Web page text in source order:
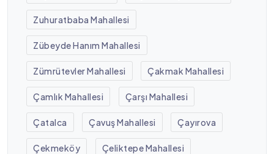
Zuhuratbaba Mahallesi
Zübeyde Hanım Mahallesi
Zümrütevler Mahallesi Çakmak Mahallesi
Çamlık Mahallesi Çarşı Mahallesi
Çatalca Çavuş Mahallesi Çayırova
Çekmeköy Çeliktepe Mahallesi